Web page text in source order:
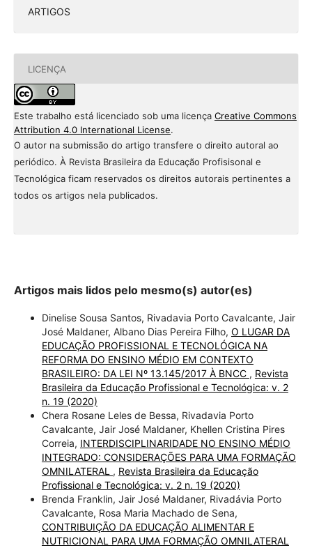
ARTIGOS
LICENÇA
Este trabalho está licenciado sob uma licença Creative Commons
Attribution 4.0 International License.
O autor na submissão do artigo transfere o direito autoral ao
periódico. À Revista Brasileira da Educação Profisisonal e
Tecnológica ficam reservados os direitos autorais pertinentes a
todos os artigos nela publicados.
Artigos mais lidos pelo mesmo(s) autor(es)
Dinelise Sousa Santos, Rivadavia Porto Cavalcante, Jair
José Maldaner, Albano Dias Pereira Filho, O LUGAR DA
EDUCAÇÃO PROFISSIONAL E TECNOLÓGICA NA
REFORMA DO ENSINO MÉDIO EM CONTEXTO
BRASILEIRO: DA LEI Nº 13.145/2017 À BNCC , Revista
Brasileira da Educação Profissional e Tecnológica: v. 2
n. 19 (2020)
Chera Rosane Leles de Bessa, Rivadavia Porto
Cavalcante, Jair José Maldaner, Khellen Cristina Pires
Correia, INTERDISCIPLINARIDADE NO ENSINO MÉDIO
INTEGRADO: CONSIDERAÇÕES PARA UMA FORMAÇÃO
OMNILATERAL , Revista Brasileira da Educação
Profissional e Tecnológica: v. 2 n. 19 (2020)
Brenda Franklin, Jair José Maldaner, Rivadávia Porto
Cavalcante, Rosa Maria Machado de Sena,
CONTRIBUIÇÃO DA EDUCAÇÃO ALIMENTAR E
NUTRICIONAL PARA UMA FORMAÇÃO OMNILATERAL